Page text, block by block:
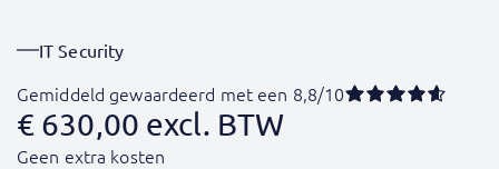
IT Security
Gemiddeld gewaardeerd met een 8,8/10
€ 630,00 excl. BTW
Geen extra kosten